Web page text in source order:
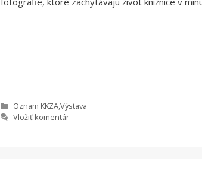
Kategórie
Oznam KKZA,Výstava
Vložiť komentár